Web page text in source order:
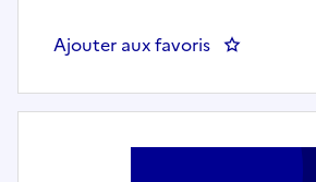
Ajouter aux favoris :